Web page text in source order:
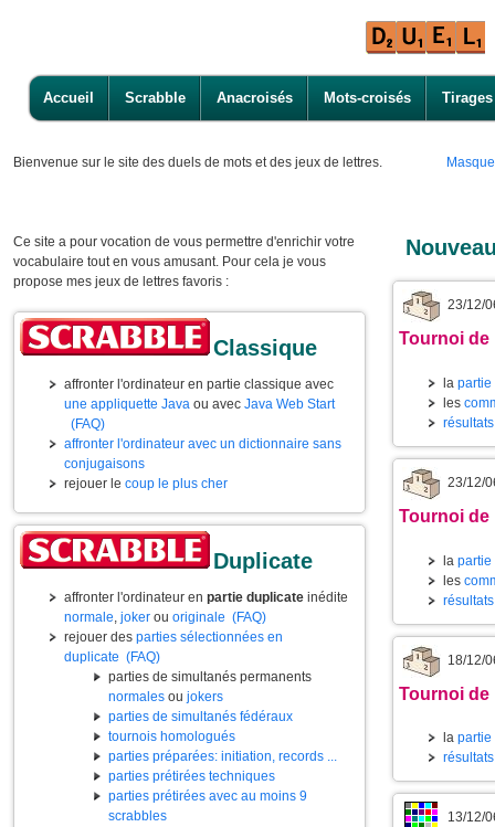
Accueil Scrabble Anacroisés Mots-croisés Tirages
Bienvenue sur le site des duels de mots et des jeux de lettres.
Ce site a pour vocation de vous permettre d'enrichir votre
vocabulaire tout en vous amusant. Pour cela je vous
propose mes jeux de lettres favoris :
Classique
affronter l'ordinateur en partie classique avec
une appliquette Java ou avec Java Web Start
(FAQ)
affronter l'ordinateur avec un dictionnaire sans
conjugaisons
rejouer le coup le plus cher
Duplicate
affronter l'ordinateur en partie duplicate inédite
normale, joker ou originale (FAQ)
rejouer des parties sélectionnées en
duplicate (FAQ)
parties de simultanés permanents
normales ou jokers
parties de simultanés fédéraux
tournois homologués
parties préparées: initiation, records ...
parties prétirées techniques
parties prétirées avec au moins 9
scrabbles
23/12/
Tournoi de
la partie
les
23/12/
Tournoi de
la partie
les
18/12/
Tournoi de
la partie
13/12/